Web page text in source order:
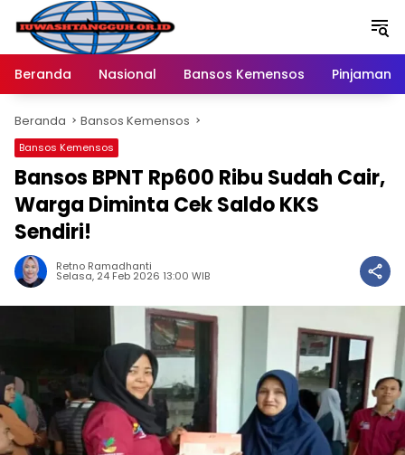
Langsung
konten
Beranda
Nasional Bansos Kemensos Pinjaman
Beranda Bansos Kemensos
Bansos Kemensos
Bansos BPNT Rp600 Ribu Sudah Cair,
Warga Diminta Cek Saldo KKS
Sendiri!
Retno Ramadhanti
Selasa, 24 Feb 2026 13:00 WIB